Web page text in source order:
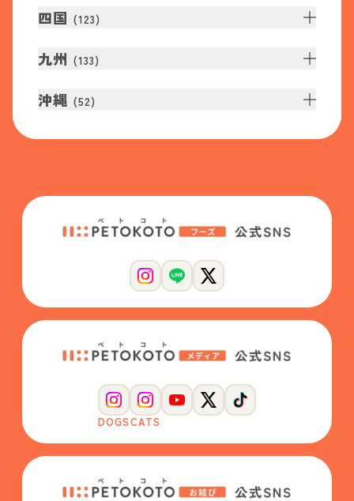
四国 (123)
九州 (133)
沖縄 (52)
DOGSCATS